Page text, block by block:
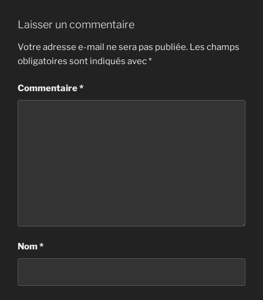
Laisser un commentaire
Votre adresse e-mail ne sera pas publiée. Les champs
obligatoires sont indiqués avec*
Commentaire*
Nom*